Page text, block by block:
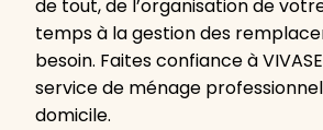
de tout, de l’organisation de
temps à la gestion des
besoin. Faites confiance à
service de ménage
domicile.